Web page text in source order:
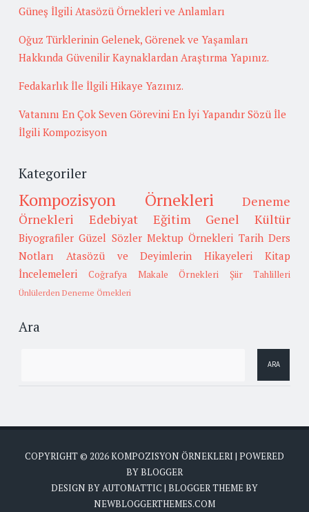
Güneş İlgili Atasözü Örnekleri ve Anlamları
Oğuz Türklerinin Gelenek, Görenek ve Yaşamları
Hakkında Güvenilir Kaynaklardan Araştırma Yapınız.
Fedakarlık İle İlgili Hikaye Yazınız.
Vatanını En Çok Seven Görevini En İyi Yapandır Sözü İle
İlgili Kompozisyon
Kategoriler
Kompozisyon Örnekleri
Deneme
Örnekleri
Edebiyat Eğitim Genel Kültür
Biyografiler Güzel Sözler Mektup Örnekleri Tarih Ders
Notları
Atasözü ve Deyimlerin Hikayeleri
Kitap
İncelemeleri
Coğrafya Makale Örnekleri Şiir Tahlilleri
Ünlülerden Deneme Örnekleri
Ara
COPYRIGHT © 2026KOMPOZISYON ÖRNEKLERI | POWERED
BYBLOGGER
DESIGN BYAUTOMATTIC | BLOGGER THEME BY
NEWBLOGGERTHEMES.COM